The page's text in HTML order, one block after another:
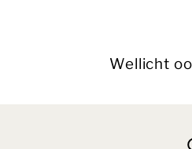
Wellicht